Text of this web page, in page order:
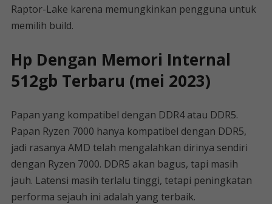
Raptor-Lake karena memungkinkan pengguna untuk
memilih build.
Hp Dengan Memori Internal
512gb Terbaru (mei 2023)
Papan yang kompatibel dengan DDR4 atau DDR5.
Papan Ryzen 7000 hanya kompatibel dengan DDR5,
jadi rasanya AMD telah mengalahkan dirinya sendiri
dengan Ryzen 7000. DDR5 akan bagus, tapi masih
jauh. Latensi masih terlalu tinggi, tetapi peningkatan
performa sejauh ini adalah yang terbaik.